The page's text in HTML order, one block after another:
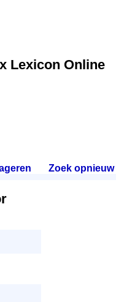
Lexicon Online
Zoek opnieuw.